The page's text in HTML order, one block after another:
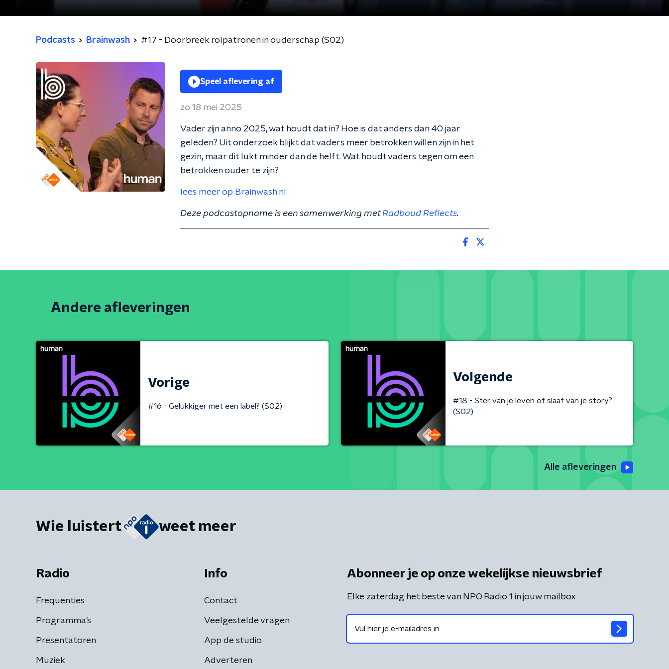
Podcasts Brainwash #17 - Doorbreek rolpatronen in ouderschap (S02)
Speel aflevering af
zo 18 mei 2025
Vader zijn anno 2025, wat houdt dat in? Hoe is dat anders dan 40 jaar
geleden? Uit onderzoek blijkt dat vaders meer betrokken willen zijn in het
gezin, maar dit lukt minder dan de helft. Wat houdt vaders tegen om een
betrokken ouder te zijn?
lees meer op Brainwash.nl
Deze podcastopname is een samenwerking metRadboud Reflects.
Andere afleveringen
Vorige
#16 - Gelukkiger met een label? (S02)
Volgende
#18 - Ster van je leven of slaaf van je story?
(S02)
Alle afleveringen
Wie luistert weet meer
Radio
Frequenties
Programma's
Presentatoren
Muziek
Info
Contact
Veelgestelde vragen
App de studio
Adverteren
Abonneer je op onze wekelijkse nieuwsbrief
Elke zaterdag het beste van NPO Radio 1 in jouw mailbox